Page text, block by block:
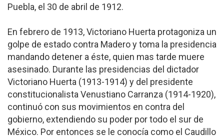
Puebla, el 30 de abril de 1912.
En febrero de 1913, Victoriano Huerta protagoniza un
golpe de estado contra Madero y toma la presidencia
mandando detener a éste, quien mas tarde muere
asesinado. Durante las presidencias del dictador
Victoriano Huerta (1913-1914) y del presidente
constitucionalista Venustiano Carranza (1914-1920),
continuó con sus movimientos en contra del
gobierno, extendiendo su poder por todo el sur de
México. Por entonces se le conocía como el Caudillo